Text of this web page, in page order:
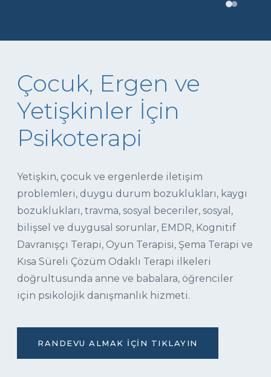
Çocuk, Ergen ve
Yetişkinler İçin
Psikoterapi
Yetişkin, çocuk ve ergenlerde iletişim
problemleri, duygu durum bozuklukları, kaygı
bozuklukları, travma, sosyal beceriler, sosyal,
bilişsel ve duygusal sorunlar, EMDR, Kognitif
Davranışçı Terapi, Oyun Terapisi, Şema Terapi ve
Kısa Süreli Çözüm Odaklı Terapi ilkeleri
doğrultusunda anne ve babalara, öğrenciler
için psikolojik danışmanlık hizmeti.
RANDEVU ALMAK İÇIN TIKLAYIN